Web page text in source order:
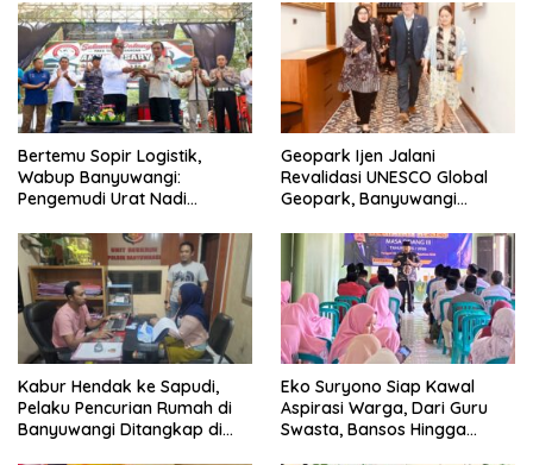
Bertemu Sopir Logistik,
Wabup Banyuwangi:
Pengemudi Urat Nadi
Geopark Ijen Jalani
Revalidasi UNESCO Global
Geopark, Banyuwangi
Warisan Dunia
Kabur Hendak ke Sapudi,
Pelaku Pencurian Rumah di
Banyuwangi Ditangkap di
Eko Suryono Siap Kawal
Aspirasi Warga, Dari Guru
Swasta, Bansos Hingga